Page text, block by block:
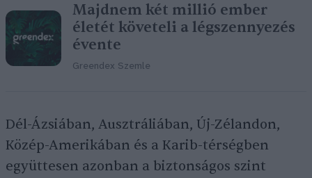
Majdnem két millió ember
életét követeli a légszennyezés
évente
Greendex Szemle
Dél-Ázsiában, Ausztráliában, Új-Zélandon,
Közép-Amerikában és a Karib-térségben
együttesen azonban a biztonságos szint